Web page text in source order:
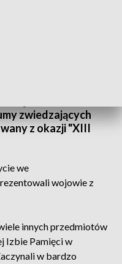
zwiedzających
z okazji "XIII
we
wojowie z
innych przedmiotów
Izbie Pamięci w
w bardzo